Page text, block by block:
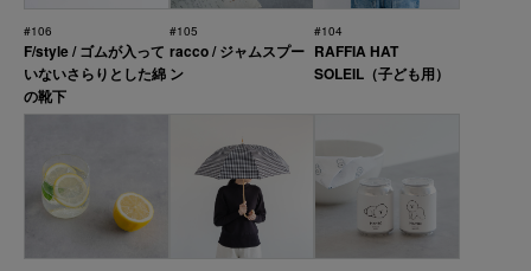
#106
F/style / ゴムが入って
いないさらりとした綿
の靴下
#105
racco / ジャムスプー
ン
#104
RAFFIA HAT
SOLEIL（子ども用）